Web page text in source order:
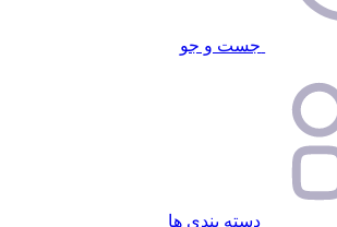
جست و جو
دسته بندی ها